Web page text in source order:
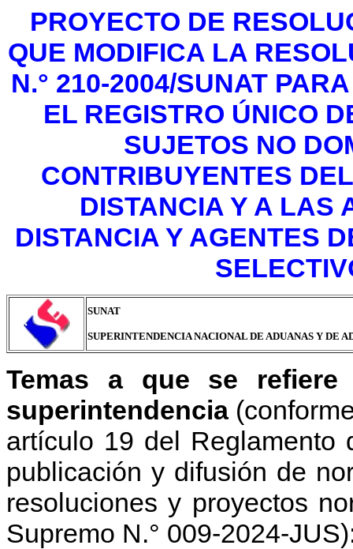
PROYECTO DE
QUE MODIFICA LA
N.° 210-2004/SUNAT
EL REGISTRO ÚNICO
SUJETOS NO
CONTRIBUYENTES
DISTANCIA Y A LAS
DISTANCIA Y AGENTES
SUNAT
SUPERINTENDENCIA NACIONAL DE ADUANAS Y DE
Temas a que se
superintendencia
artículo 19 del Reglamento
publicación y difusión de
resoluciones y proyectos
Supremo N.° 009-2024-